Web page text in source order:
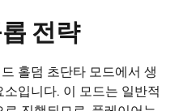
전략
홀덤 초단타 모드에서 생
입니다. 이 모드는 일반적